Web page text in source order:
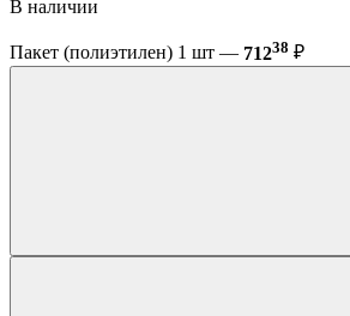
В наличии
Пакет (полиэтилен) 1 шт — 71238 ₽